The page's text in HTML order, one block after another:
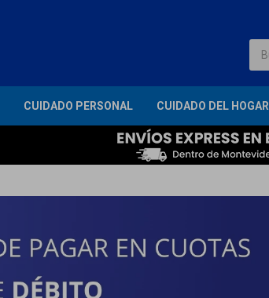
CUIDADO PERSONAL CUIDADO DEL HOGAR